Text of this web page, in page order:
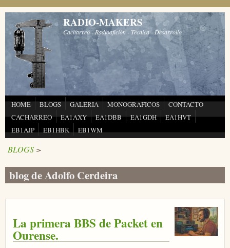
Pasar al contenido principal
RADIO-MAKERS
Cacharreo - Radioafición - Técnica - Desarrollo
HOME BLOGS GALERIA MONOGRAFICOS
CONTACTO
CACHARREO
EA1AXY EA1DBB EA1GDH
EA1HVT
EB1AJP
EB1HBK EB1WM
BLOGS >
blog de Adolfo Cerdeira
La primera BBS de Packet en
Ourense.